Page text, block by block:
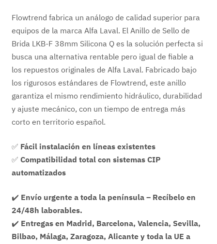
Flowtrend fabrica un análogo de calidad superior para
equipos de la marca Alfa Laval. El Anillo de Sello de
Brida LKB-F 38mm Silicona Q es la solución perfecta si
busca una alternativa rentable pero igual de fiable a
los repuestos originales de Alfa Laval. Fabricado bajo
los rigurosos estándares de Flowtrend, este anillo
garantiza el mismo rendimiento hidráulico, durabilidad
y ajuste mecánico, con un tiempo de entrega más
corto en territorio español.
✅ Fácil instalación en líneas existentes
✅ Compatibilidad total con sistemas CIP
automatizados
✔️ Envío urgente a toda la península – Recíbelo en
24/48h laborables.
✔️ Entregas en Madrid, Barcelona, Valencia, Sevilla,
Bilbao, Málaga, Zaragoza, Alicante y toda la UE a